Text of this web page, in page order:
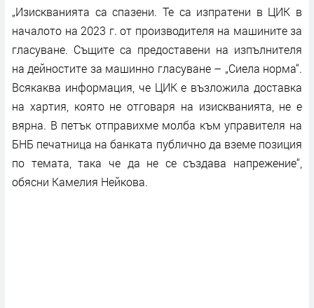
„Изискванията са спазени. Те са изпратени в ЦИК в
началото на 2023 г. от производителя на машините за
гласуване. Същите са предоставени на изпълнителя
на дейностите за машинно гласуване – „Сиела норма“.
Всякаква информация, че ЦИК е възложила доставка
на хартия, която не отговаря на изискванията, не е
вярна. В петък отправихме молба към управителя на
БНБ печатница на банката публично да вземе позиция
по темата, така че да не се създава напрежение“,
обясни Камелия Нейкова.